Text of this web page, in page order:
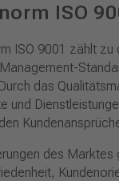
ISO
ISO 9001 zählt zu
das
und
des